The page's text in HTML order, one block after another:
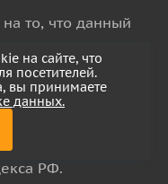
то, что данный
и ни при каких
и цены,
РФ.
на сайте, что
посетителей.
вы принимаете
данных.